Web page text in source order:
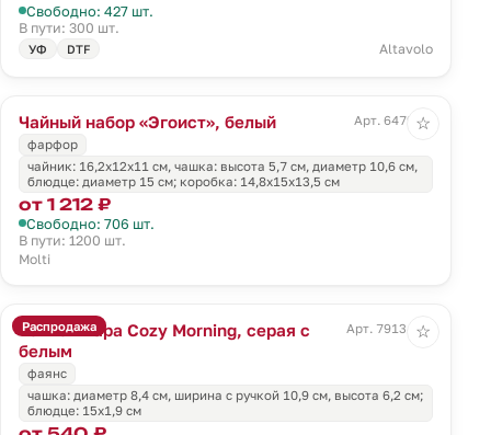
Свободно: 427 шт.
В пути: 300 шт.
УФ DTF Altavolo
Чайный набор «Эгоист», белый
Арт. 6479.61
фарфор
чайник: 16,2х12х11 см, чашка: высота 5,7 см, диаметр 10,6 см,
блюдце: диаметр 15 см; коробка: 14,8х15х13,5 см
от 1 212 ₽
Свободно: 706 шт.
В пути: 1200 шт.
Molti
☆
Распродажа
Чайная пара Cozy Morning, серая с
белым
Арт. 79134.16
фаянс
чашка: диаметр 8,4 см, ширина с ручкой 10,9 см, высота 6,2 см;
блюдце: 15х1,9 см
☆